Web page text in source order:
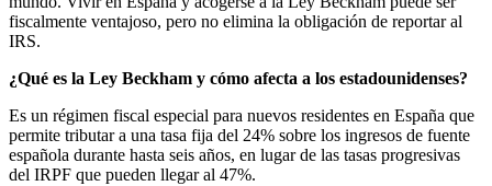
fiscalmente ventajoso, pero no elimina la obligación de reportar al
IRS.
¿Qué es la Ley Beckham y cómo afecta a los estadounidenses?
Es un régimen fiscal especial para nuevos residentes en España que
permite tributar a una tasa fija del 24% sobre los ingresos de fuente
española durante hasta seis años, en lugar de las tasas progresivas
del IRPF que pueden llegar al 47%.